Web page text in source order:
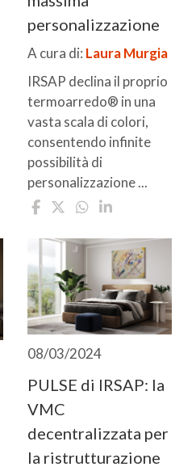
personalizzazione
A cura di: Laura Murgia
IRSAP declina il proprio
termoarredo® in una
vasta scala di colori,
consentendo infinite
possibilità di
personalizzazione ...
08/03/2024
PULSE di IRSAP: la
VMC
decentralizzata per
la ristrutturazione